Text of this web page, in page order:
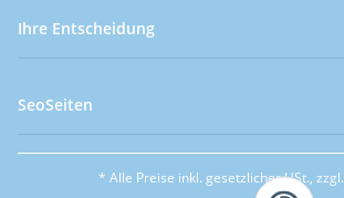
Ihre Entscheidung
SeoSeiten
* Alle Preise inkl. gesetzlicher USt., zzgl.